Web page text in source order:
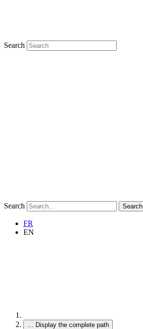
Search
Search Search
FR
EN
… Display the complete path